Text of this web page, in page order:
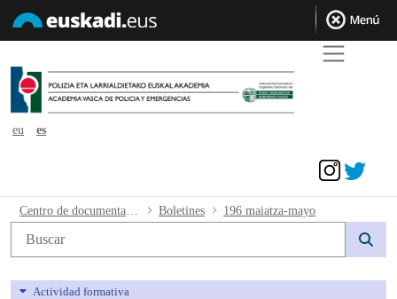
eu
es
196 maiatza-mayo - avpe
Boletines 196 maiatza-mayo
Búsqueda web
Actividad formativa